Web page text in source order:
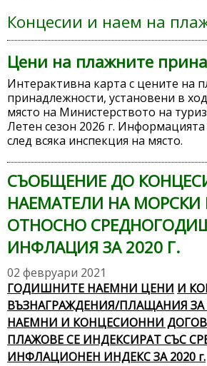
Концесии и наем на
Цени на плажните
Интерактивна карта с цените на
принадлежности, установени в
място на Министерството на
Летен сезон 2026 г. Информацията
след всяка инспекция на място.
СЪОБЩЕНИЕ ДО
НАЕМАТЕЛИ НА
ОТНОСНО
ИНФЛАЦИЯ ЗА 2020 Г.
02 февруари 2021
ГОДИШНИТЕ НАЕМНИ ЦЕНИ И
ВЪЗНАГРАЖДЕНИЯ/ПЛАЩАНИЯ ЗА
НАЕМНИ И КОНЦЕСИОННИ
ПЛАЖОВЕ СЕ ИНДЕКСИРАТ СЪС
ИНФЛАЦИОНЕН ИНДЕКС ЗА 2020 г.